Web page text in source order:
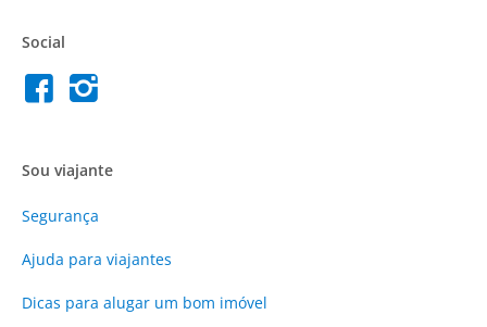
Social
Sou viajante
Segurança
Ajuda para viajantes
Dicas para alugar um bom imóvel